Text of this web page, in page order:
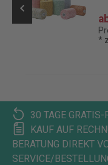
*
30 TAGE GRATIS-
KAUF AUF
BERATUNG DIREKT
SERVICE/